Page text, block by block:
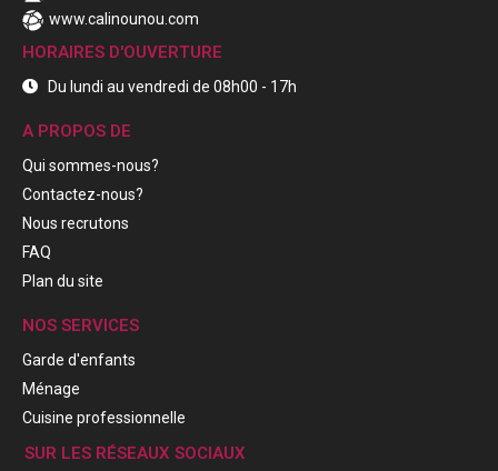
www.calinounou.com
HORAIRES D'OUVERTURE
Du lundi au vendredi de 08h00 - 17h
A PROPOS DE
Qui sommes-nous?
Contactez-nous?
Nous recrutons
FAQ
Plan du site
NOS SERVICES
Garde d'enfants
Ménage
Cuisine professionnelle
SUR LES RÉSEAUX SOCIAUX